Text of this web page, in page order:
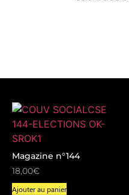
Magazine n°144
18,00€
Ajouter au panier